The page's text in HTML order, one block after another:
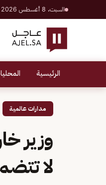
السبت، 8 أغسطس 2026 · 25 صفر 1448 هـ
الرئيسية
مدارات عالمية
وزير
لا